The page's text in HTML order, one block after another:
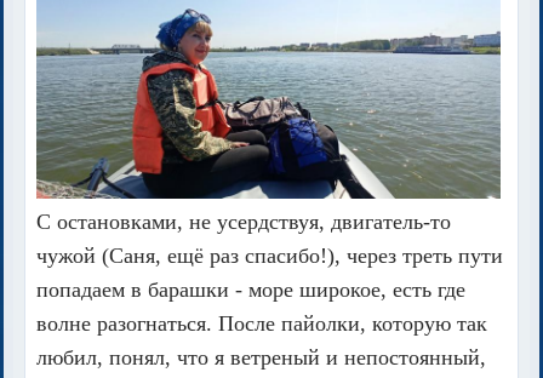
С остановками, не усердствуя, двигатель-то
чужой (Саня, ещё раз спасибо!), через треть пути
попадаем в барашки - море широкое, есть где
волне разогнаться. После пайолки, которую так
любил, понял, что я ветреный и непостоянный,